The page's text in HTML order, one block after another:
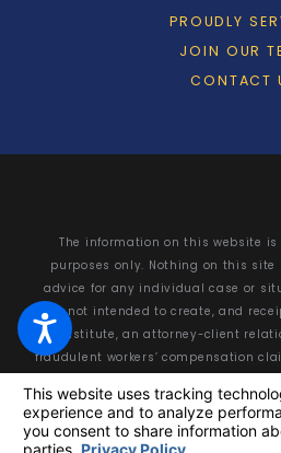
PROUDLY
JOIN OUR
CONTACT
The information on this website
purposes only. Nothing on this site
advice for any individual case or
not intended to create, and
constitute, an attorney-client
fraudulent workers’ compensation
of the fraud, whichever is greater, or
fine.